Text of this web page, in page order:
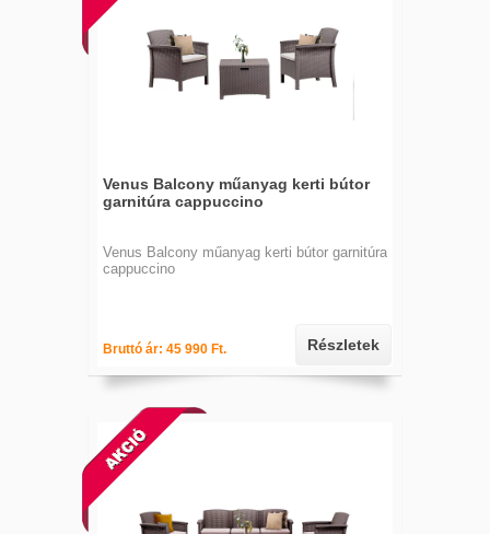
Venus Balcony műanyag kerti bútor
garnitúra cappuccino
Venus Balcony műanyag kerti bútor garnitúra
cappuccino
Bruttó ár: 45 990 Ft. Részletek